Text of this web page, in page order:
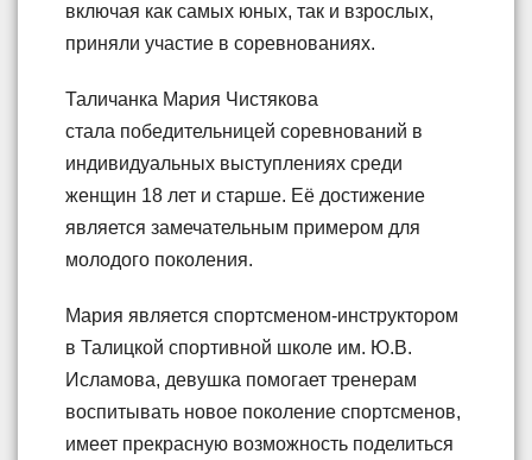
включая как самых юных, так и взрослых,
приняли участие в соревнованиях.
Таличанка Мария Чистякова
стала победительницей соревнований в
индивидуальных выступлениях среди
женщин 18 лет и старше. Её достижение
является замечательным примером для
молодого поколения.
Мария является спортсменом-инструктором
в Талицкой спортивной школе им. Ю.В.
Исламова, девушка помогает тренерам
воспитывать новое поколение спортсменов,
имеет прекрасную возможность поделиться